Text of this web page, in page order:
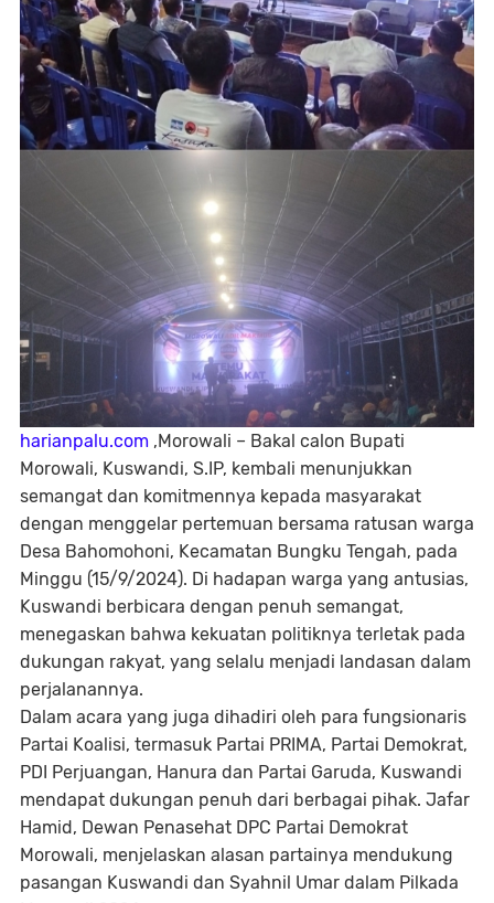
harianpalu.com ,Morowali – Bakal calon Bupati
Morowali, Kuswandi, S.IP, kembali menunjukkan
semangat dan komitmennya kepada masyarakat
dengan menggelar pertemuan bersama ratusan warga
Desa Bahomohoni, Kecamatan Bungku Tengah, pada
Minggu (15/9/2024). Di hadapan warga yang antusias,
Kuswandi berbicara dengan penuh semangat,
menegaskan bahwa kekuatan politiknya terletak pada
dukungan rakyat, yang selalu menjadi landasan dalam
perjalanannya.
Dalam acara yang juga dihadiri oleh para fungsionaris
Partai Koalisi, termasuk Partai PRIMA, Partai Demokrat,
PDI Perjuangan, Hanura dan Partai Garuda, Kuswandi
mendapat dukungan penuh dari berbagai pihak. Jafar
Hamid, Dewan Penasehat DPC Partai Demokrat
Morowali, menjelaskan alasan partainya mendukung
pasangan Kuswandi dan Syahnil Umar dalam Pilkada